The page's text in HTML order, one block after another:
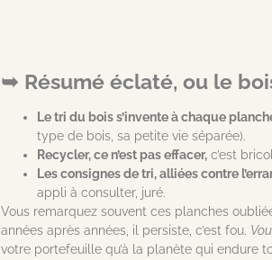
Résumé éclaté, ou le
Le tri du bois s’invente à chaque
type de bois, sa petite vie séparée).
Recycler, ce n’est pas effacer, c’est
Les consignes de tri, alliées contre
appli à consulter, juré.
Vous remarquez souvent ces planches
années après années, il persiste, c’est fou.
votre portefeuille qu’à la planète qui endure